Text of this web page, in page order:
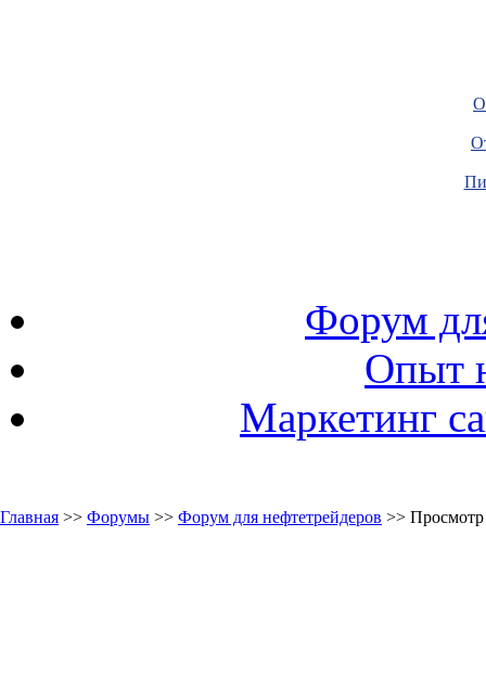
Форум
Опыт
Маркетинг
Главная >> Форумы >> Форум для нефтетрейдеров >>